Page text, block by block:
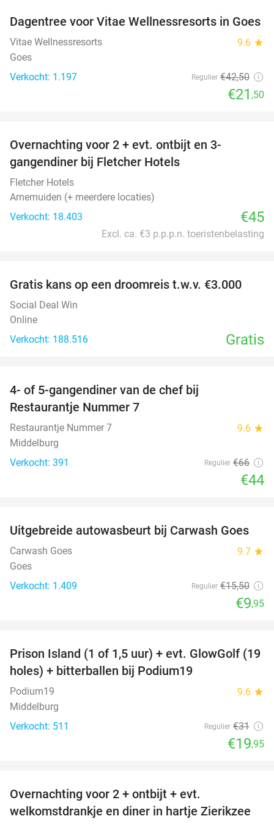
49%
Dagentree voor Vitae Wellnessresorts in Goes
Vitae Wellnessresorts 9.6 star
Goes
Verkocht: 1.197
Regulier €42,50
€21 ,50
Overnachting voor 2 + evt. ontbijt en 3-
gangendiner bij Fletcher Hotels
Fletcher Hotels
Arnemuiden (+ meerdere locaties)
Verkocht: 18.403
€45
Excl. ca. €3 p.p.p.n. toeristenbelasting
Gratis kans op een droomreis t.w.v. €3.000
Social Deal Win
Online
Verkocht: 188.516
Gratis
4- of 5-gangendiner van de chef bij
Restaurantje Nummer 7
Restaurantje Nummer 7 9.6 star
Middelburg
Verkocht: 391
Regulier €66
€44
36%
Uitgebreide autowasbeurt bij Carwash Goes
Carwash Goes 9.7 star
Goes
Verkocht: 1.409
Regulier €15,50
€9,95
36%
Prison Island (1 of 1,5 uur) + evt. GlowGolf (19
holes) + bitterballen bij Podium19
Podium19 9.6 star
Middelburg
Verkocht: 511
Regulier €31
€19,95
Overnachting voor 2 + ontbijt + evt.
welkomstdrankje en diner in hartje Zierikzee